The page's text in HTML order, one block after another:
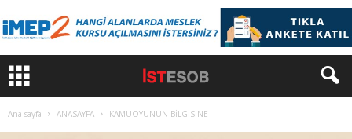
Ana sayfa ANASAYFA KAMUOYUNUN BİLGİSİNE